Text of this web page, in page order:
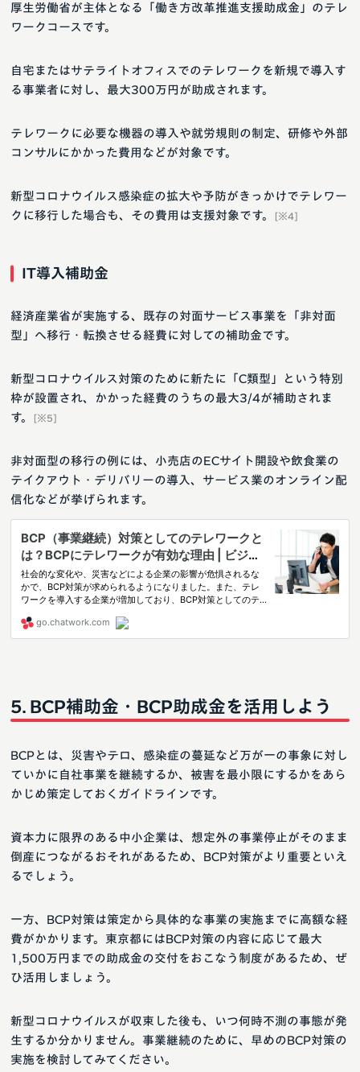
厚生労働省が主体となる「働き方改革推進支援助成金」のテレ
ワークコースです。
自宅またはサテライトオフィスでのテレワークを新規で導入す
る事業者に対し、最大300万円が助成されます。
テレワークに必要な機器の導入や就労規則の制定、研修や外部
コンサルにかかった費用などが対象です。
新型コロナウイルス感染症の拡大や予防がきっかけでテレワー
クに移行した場合も、その費用は支援対象です。
[※4]
IT導入補助金
経済産業省が実施する、既存の対面サービス事業を「非対面
型」へ移行・転換させる経費に対しての補助金です。
新型コロナウイルス対策のために新たに「C類型」という特別
枠が設置され、かかった経費のうちの最大3/4が補助されま
す。
[※5]
非対面型の移行の例には、小売店のECサイト開設や飲食業の
テイクアウト・デリバリーの導入、サービス業のオンライン配
信化などが挙げられます。
BCP補助金・BCP助成金を活用しよう
BCPとは、災害やテロ、感染症の蔓延など万が一の事象に対し
ていかに自社事業を継続するか、被害を最小限にするかをあら
かじめ策定しておくガイドラインです。
資本力に限界のある中小企業は、想定外の事業停止がそのまま
倒産につながるおそれがあるため、BCP対策がより重要といえ
るでしょう。
一方、BCP対策は策定から具体的な事業の実施までに高額な経
費がかかります。東京都にはBCP対策の内容に応じて最大
1,500万円までの助成金の交付をおこなう制度があるため、ぜ
ひ活用しましょう。
新型コロナウイルスが収束した後も、いつ何時不測の事態が発
生するか分かりません。事業継続のために、早めのBCP対策の
実施を検討してみてください。